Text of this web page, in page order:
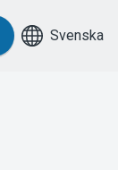
Svenska